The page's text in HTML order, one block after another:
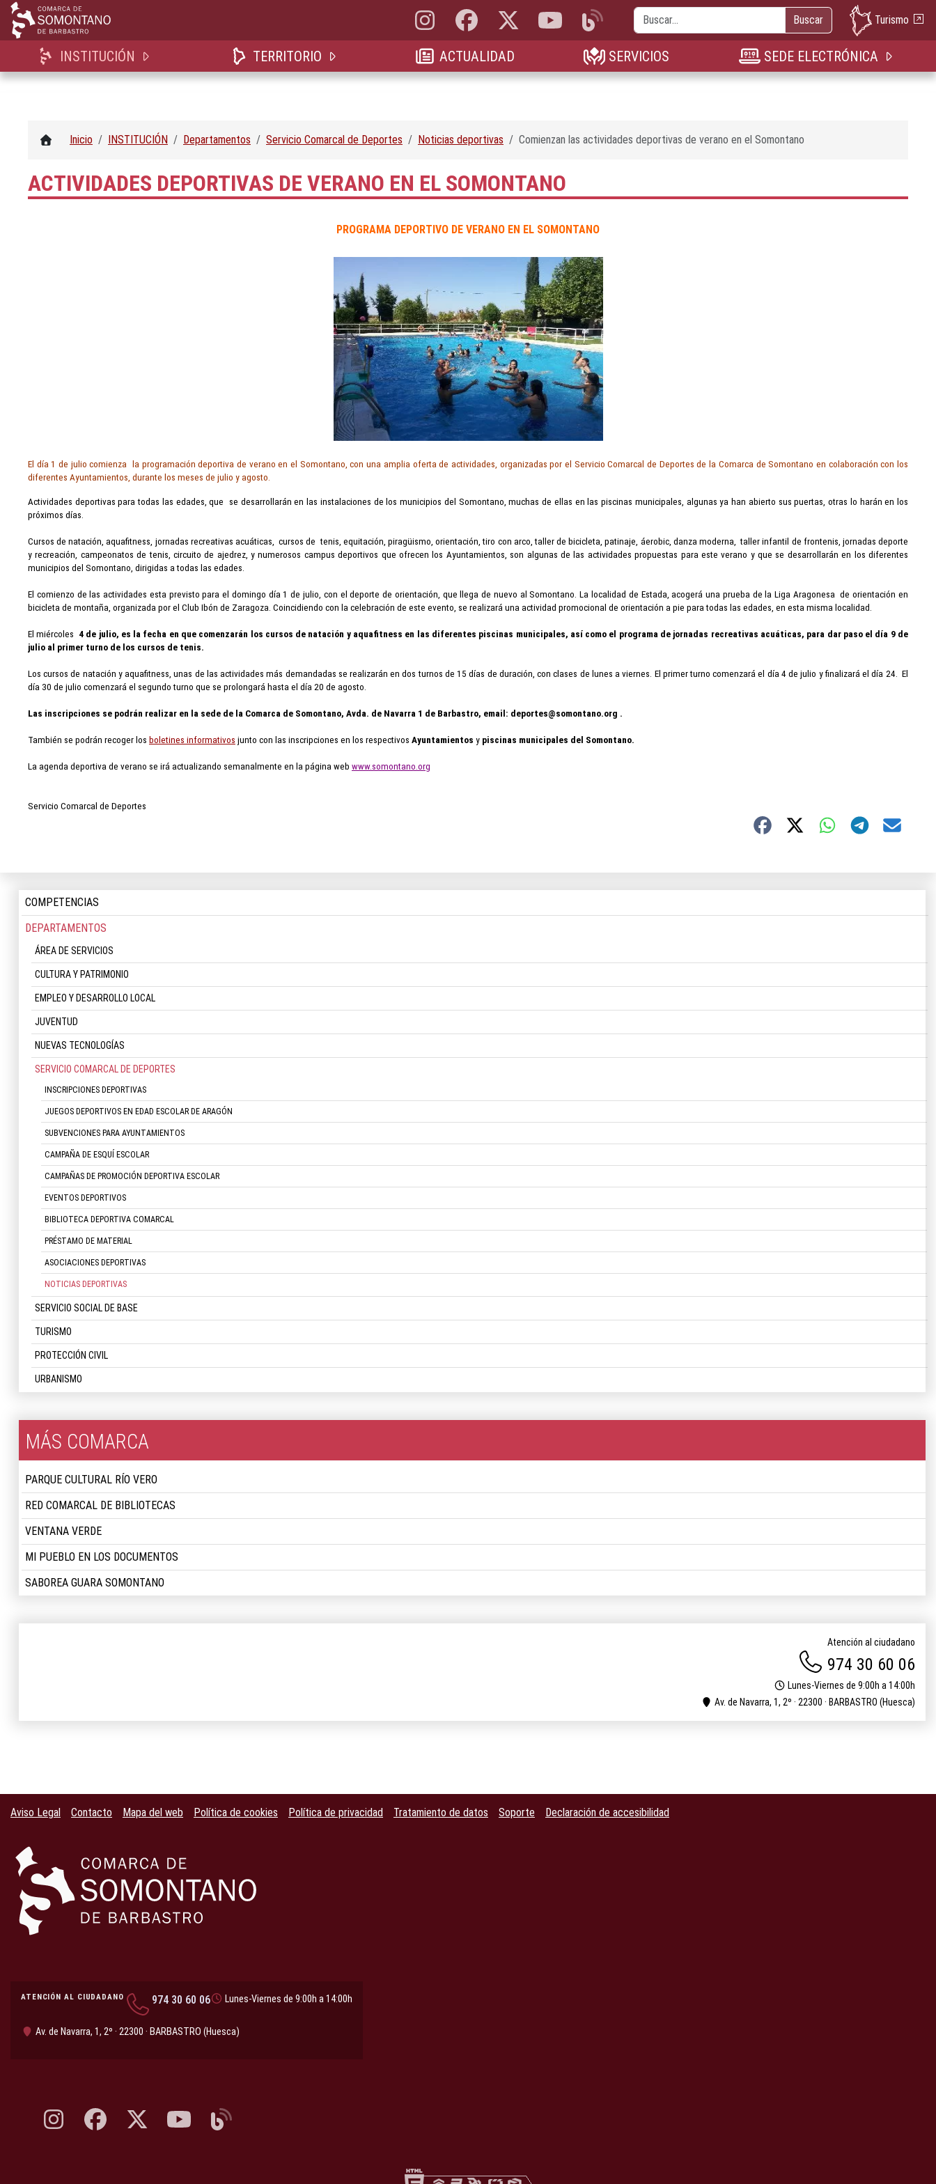
Instagram, abre en nueva pestaña
Facebook, abre en nueva pestaña
X, antes Twitter, abre en nueva pestaña
YouTube, abre en nueva pestaña
Blog, abre en nueva pestaña
Buscar Buscar Turismo
INSTITUCIÓN TERRITORIO ACTUALIDAD SERVICIOS SEDE ELECTRÓNICA
Inicio INSTITUCIÓN Departamentos Servicio Comarcal de Deportes Noticias deportivas Comienzan las actividades deportivas de verano en el Somontano
ACTIVIDADES DEPORTIVAS DE VERANO EN EL SOMONTANO
PROGRAMA DEPORTIVO DE VERANO EN EL SOMONTANO
El día 1 de julio comienza la programación deportiva de verano en el Somontano, con una amplia oferta de actividades, organizadas por el Servicio Comarcal de Deportes de la Comarca de Somontano en colaboración con los
diferentes Ayuntamientos, durante los meses de julio y agosto.
Actividades deportivas para todas las edades, que se desarrollarán en las instalaciones de los municipios del Somontano, muchas de ellas en las piscinas municipales, algunas ya han abierto sus puertas, otras lo harán en los
próximos días.
Cursos de natación, aquafitness, jornadas recreativas acuáticas, cursos de tenis, equitación, piragüismo, orientación, tiro con arco, taller de bicicleta, patinaje, áerobic, danza moderna, taller infantil de frontenis, jornadas deporte
y recreación, campeonatos de tenis, circuito de ajedrez, y numerosos campus deportivos que ofrecen los Ayuntamientos, son algunas de las actividades propuestas para este verano y que se desarrollarán en los diferentes
municipios del Somontano, dirigidas a todas las edades.
El comienzo de las actividades esta previsto para el domingo día 1 de julio, con el deporte de orientación, que llega de nuevo al Somontano. La localidad de Estada, acogerá una prueba de la Liga Aragonesa de orientación en
bicicleta de montaña, organizada por el Club Ibón de Zaragoza. Coincidiendo con la celebración de este evento, se realizará una actividad promocional de orientación a pie para todas las edades, en esta misma localidad.
El miércoles 4 de julio, es la fecha en que comenzarán los cursos de natación y aquafitness en las diferentes piscinas municipales, así como el programa de jornadas recreativas acuáticas, para dar paso el día 9 de
julio al primer turno de los cursos de tenis.
Los cursos de natación y aquafitness, unas de las actividades más demandadas se realizarán en dos turnos de 15 días de duración, con clases de lunes a viernes. El primer turno comenzará el día 4 de julio y finalizará el día 24. El
día 30 de julio comenzará el segundo turno que se prolongará hasta el día 20 de agosto.
Las inscripciones se podrán realizar en la sede de la Comarca de Somontano, Avda. de Navarra 1 de Barbastro, email: deportes@somontano.org .
También se podrán recoger los boletines informativos junto con las inscripciones en los respectivos Ayuntamientos y piscinas municipales del Somontano.
La agenda deportiva de verano se irá actualizando semanalmente en la página web www.somontano.org
Servicio Comarcal de Deportes
COMPETENCIAS
DEPARTAMENTOS
ÁREA DE SERVICIOS
CULTURA Y PATRIMONIO
EMPLEO Y DESARROLLO LOCAL
JUVENTUD
NUEVAS TECNOLOGÍAS
SERVICIO COMARCAL DE DEPORTES
INSCRIPCIONES DEPORTIVAS
JUEGOS DEPORTIVOS EN EDAD ESCOLAR DE ARAGÓN
SUBVENCIONES PARA AYUNTAMIENTOS
CAMPAÑA DE ESQUÍ ESCOLAR
CAMPAÑAS DE PROMOCIÓN DEPORTIVA ESCOLAR
EVENTOS DEPORTIVOS
BIBLIOTECA DEPORTIVA COMARCAL
PRÉSTAMO DE MATERIAL
ASOCIACIONES DEPORTIVAS
NOTICIAS DEPORTIVAS
SERVICIO SOCIAL DE BASE
TURISMO
PROTECCIÓN CIVIL
URBANISMO
MÁS COMARCA
PARQUE CULTURAL RÍO VERO
RED COMARCAL DE BIBLIOTECAS
VENTANA VERDE
MI PUEBLO EN LOS DOCUMENTOS
SABOREA GUARA SOMONTANO
Atención al ciudadano
974 30 60 06
Lunes-Viernes de 9:00h a 14:00h
Av. de Navarra, 1, 2º · 22300 · BARBASTRO (Huesca)
Aviso Legal Contacto Mapa del web Política de cookies Política de privacidad Tratamiento de datos Soporte Declaración de accesibilidad
ATENCIÓN AL CIUDADANO 974 30 60 06 Lunes-Viernes de 9:00h a 14:00h
Av. de Navarra, 1, 2º · 22300 · BARBASTRO (Huesca)
Instagram, abre en nueva pestaña
Facebook, abre en nueva pestaña
X, antes Twitter, abre en nueva pestaña
YouTube, abre en nueva pestaña
Blog, abre en nueva pestaña